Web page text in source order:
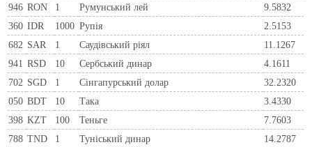
946 RON 1 Румунський лей
9.5832
360 IDR 1000 Рупія
2.5153
682 SAR 1 Саудівський ріял
11.1267
941 RSD 10 Сербський динар
4.1611
702 SGD 1 Сінгапурський долар
32.2320
050 BDT 10 Така
3.4330
398 KZT 100 Теньге
7.7603
788 TND 1 Туніський динар 14.2787